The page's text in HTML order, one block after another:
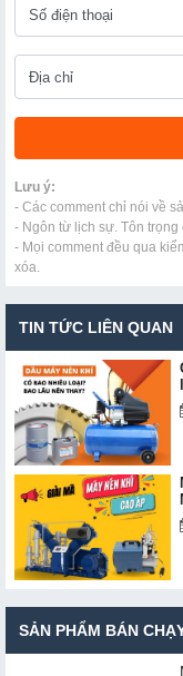
Lưu ý:
- Các comment chỉ nói về
- Ngôn từ lịch sự. Tôn
- Mọi comment đều qua
xóa.
TIN TỨC LIÊN QUAN
SẢN PHẨM BÁN